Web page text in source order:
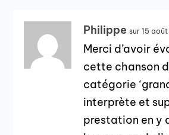
Philippe sur 15
Merci d’avoir
cette chanson
catégorie
interprète et
prestation en y